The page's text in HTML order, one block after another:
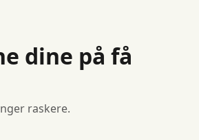
dine på få
raskere.